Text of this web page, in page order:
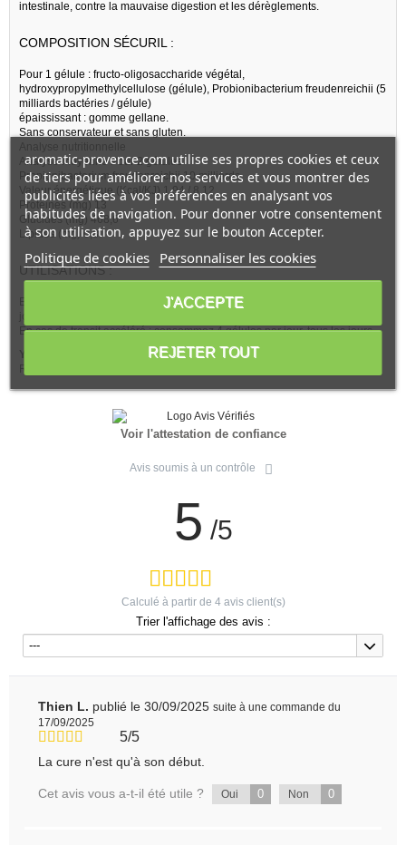
intestinale, contre la mauvaise digestion et les dérèglements.
COMPOSITION SÉCURIL :
Pour 1 gélule : fructo-oligosaccharide végétal,
hydroxypropylmethylcellulose (gélule), Probionibacterium freudenreichii (5
milliards bactéries / gélule)
épaississant : gomme gellane.
Sans conservateur et sans gluten.
Analyse nutritionnelle
Analyse moyenne Pour 2 gélules
Propionibacterium freudenreichii 10 milliards
Valeur énergétique (Kcal/KJ) 1,94 / 8,12
Protéines (mg) 13
Glucides (mg) 468,6
Lipides (mg) 0,8.
UTILISATIONS :
En cas de transit normal ou lent consommez 2 gélules par jour, tous les
En cas de transit accéléré : consommez 4 gélules par jour, tous les jours.
YALACTA Sécuril
- Non testé sur les animaux, Fabriqué en France -
Référencé sur Aromatic Provence.
Voir l'attestation de confiance
Avis soumis à un contrôle
5 /5
Calculé à partir de 4avis client(s)
Trier l'affichage des avis :
---
Thien L. publié le 30/09/2025 suite à une commande du
17/09/2025
5/5
La cure n'est qu'à son début.
Cet avis vous a-t-il été utile ? Oui 0 Non 0
aromatic-provence.com utilise ses propres cookies et ceux
de tiers pour améliorer nos services et vous montrer des
publicités liées à vos préférences en analysant vos
habitudes de navigation. Pour donner votre consentement
à son utilisation, appuyez sur le bouton Accepter.
Politique de cookies Personnaliser les cookies
REJETER TOUT
J'ACCEPTE